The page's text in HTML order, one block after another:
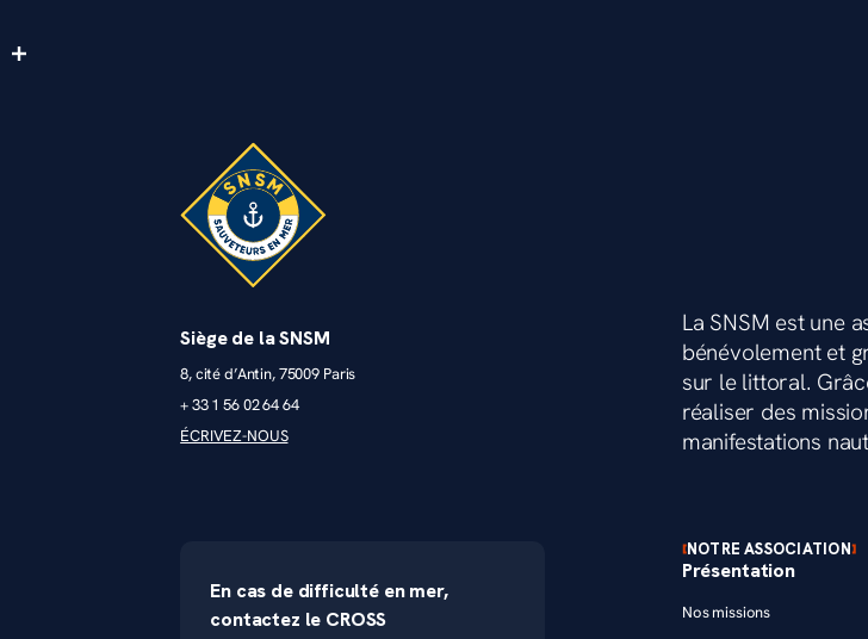
Siège de la SNSM
8, cité d’Antin, 75009 Paris
+ 33 1 56 02 64 64
ÉCRIVEZ-NOUS
La SNSM est une
bénévolement et
sur le littoral.
réaliser des
manifestations
En cas de difficulté en mer,
contactez le CROSS
NOTRE ASSOCIATION
Présentation
Nos missions